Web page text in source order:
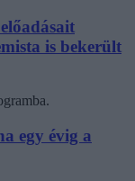
is bekerült
egy évig a